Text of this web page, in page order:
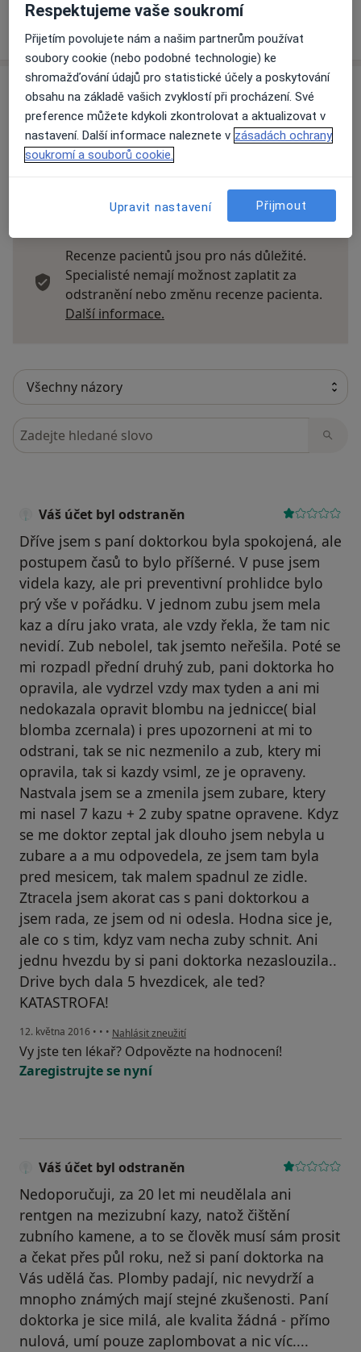
o adrese
Názory
Přidejte svůj názor
Recenze pacientů jsou pro nás důležité.
Specialisté nemají možnost zaplatit za
odstranění nebo změnu recenze pacienta.
Další informace.
Hledejte v názorech
Váš účet byl odstraněn
Dříve jsem s paní doktorkou byla spokojená, ale
postupem časů to bylo příšerné. V puse jsem
videla kazy, ale pri preventivní prohlidce bylo
prý vše v pořádku. V jednom zubu jsem mela
kaz a díru jako vrata, ale vzdy řekla, že tam nic
nevidí. Zub nebolel, tak jsemto neřešila. Poté se
mi rozpadl přední druhý zub, pani doktorka ho
opravila, ale vydrzel vzdy max tyden a ani mi
nedokazala opravit blombu na jednicce( bial
blomba zcernala) i pres upozorneni at mi to
odstrani, tak se nic nezmenilo a zub, ktery mi
opravila, tak si kazdy vsiml, ze je opraveny.
Nastvala jsem se a zmenila jsem zubare, ktery
mi nasel 7 kazu + 2 zuby spatne opravene. Kdyz
se me doktor zeptal jak dlouho jsem nebyla u
zubare a a mu odpovedela, ze jsem tam byla
pred mesicem, tak malem spadnul ze zidle.
Ztracela jsem akorat cas s pani doktorkou a
jsem rada, ze jsem od ni odesla. Hodna sice je,
ale co s tim, kdyz vam necha zuby schnit. Ani
jednu hvezdu by si pani doktorka nezaslouzila..
Drive bych dala 5 hvezdicek, ale ted?
KATASTROFA!
12. května 2016 • • • podle názoru uživatele Váš účet byl odstraněn
Nahlásit zneužití
Vy jste ten lékař? Odpovězte na hodnocení!
Zaregistrujte se nyní
Váš účet byl odstraněn
Nedoporučuji, za 20 let mi neudělala ani
rentgen na mezizubní kazy, natož čištění
zubního kamene, a to se člověk musí sám prosit
a čekat přes půl roku, než si paní doktorka na
Vás udělá čas. Plomby padají, nic nevydrží a
mnopho známých mají stejné zkušenosti. Paní
doktorka je sice milá, ale kvalita žádná - přímo
nulová, umí pouze zaplombovat a nic víc....
Respektujeme vaše soukromí
Přijetím povolujete nám a našim partnerům používat
soubory cookie (nebo podobné technologie) ke
shromažďování údajů pro statistické účely a poskytování
obsahu na základě vašich zvyklostí při procházení. Své
preference můžete kdykoli zkontrolovat a aktualizovat v
nastavení. Další informace naleznete v zásadách ochrany
soukromí a souborů cookie.
Upravit nastavení Přijmout